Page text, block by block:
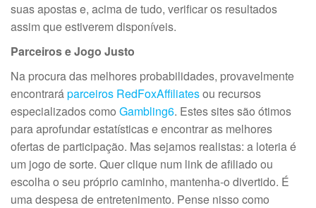
suas apostas e, acima de tudo, verificar os resultados
assim que estiverem disponíveis.
Parceiros e Jogo Justo
Na procura das melhores probabilidades, provavelmente
encontraráparceiros RedFoxAffiliatesou recursos
especializados como Gambling6. Estes sites são ótimos
para aprofundar estatísticas e encontrar as melhores
ofertas de participação. Mas sejamos realistas: a loteria é
um jogo de sorte. Quer clique num link de afiliado ou
escolha o seu próprio caminho, mantenha-o divertido. É
uma despesa de entretenimento. Pense nisso como